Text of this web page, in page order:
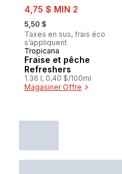
sale:
4,75 $ MIN 2
, formerly:
5,50 $
Taxes en sus, frais éco
s’appliquent
Tropicana
Fraise et pêche
Refreshers
1.36 l, 0,40 $/100ml
Magasiner Offre